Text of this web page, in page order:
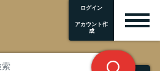
ログイン
アカウント作
成